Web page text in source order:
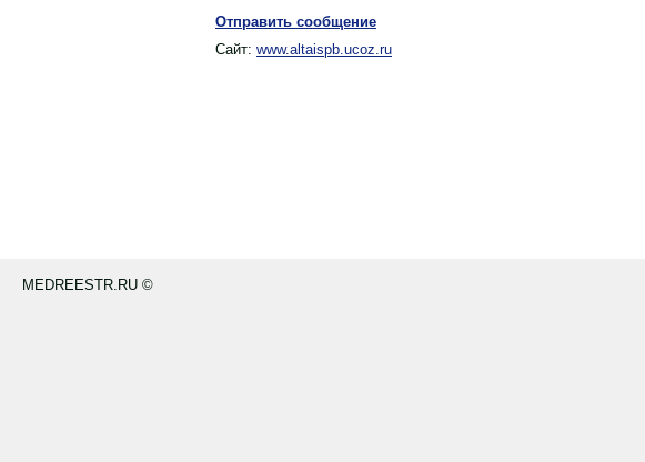
Отправить сообщение
Сайт: www.altaispb.ucoz.ru
MEDREESTR.RU ©